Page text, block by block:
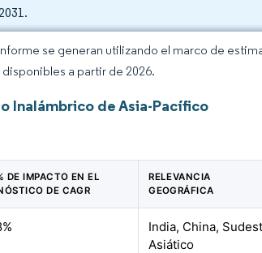
se generan utilizando el marco de
a partir de 2026.
Inalámbrico de Asia-Pacífico
DE IMPACTO EN EL
DE CAGR
RELEVANCIA
GEOGRÁFICA
India, China,
Asiático